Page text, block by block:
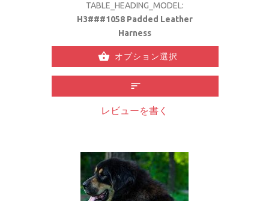
TABLE_HEADING_MODEL:
H3###1058 Padded Leather
Harness
オプション選択
レビューを書く